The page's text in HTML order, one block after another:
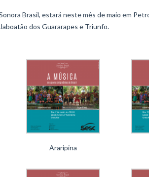
Brasil, estará neste mês de maio em
dos Guararapes e Triunfo.
Araripina